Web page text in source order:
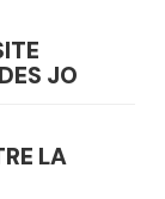
JO
LA